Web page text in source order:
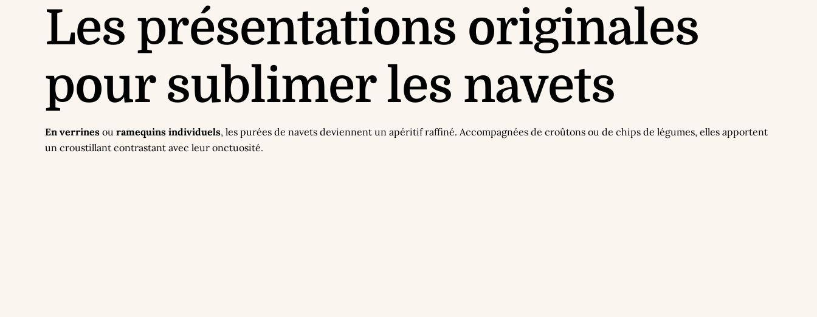
Les présentations originales
pour sublimer les navets
En verrines ouramequins individuels, les purées de navets deviennent un apéritif raffiné. Accompagnées de croûtons ou de chips de légumes, elles apportent
un croustillant contrastant avec leur onctuosité.